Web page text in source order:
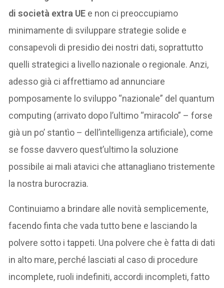
di società extra UE e non ci preoccupiamo
minimamente di sviluppare strategie solide e
consapevoli di presidio dei nostri dati, soprattutto
quelli strategici a livello nazionale o regionale. Anzi,
adesso già ci affrettiamo ad annunciare
pomposamente lo sviluppo “nazionale” del quantum
computing (arrivato dopo l’ultimo “miracolo” – forse
già un po’ stantìo – dell’intelligenza artificiale), come
se fosse davvero quest’ultimo la soluzione
possibile ai mali atavici che attanagliano tristemente
la nostra burocrazia.
Continuiamo a brindare alle novità semplicemente,
facendo finta che vada tutto bene e lasciando la
polvere sotto i tappeti. Una polvere che è fatta di dati
in alto mare, perché lasciati al caso di procedure
incomplete, ruoli indefiniti, accordi incompleti, fatto